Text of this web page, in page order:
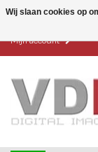
Mijn account
Wij slaan cookies op